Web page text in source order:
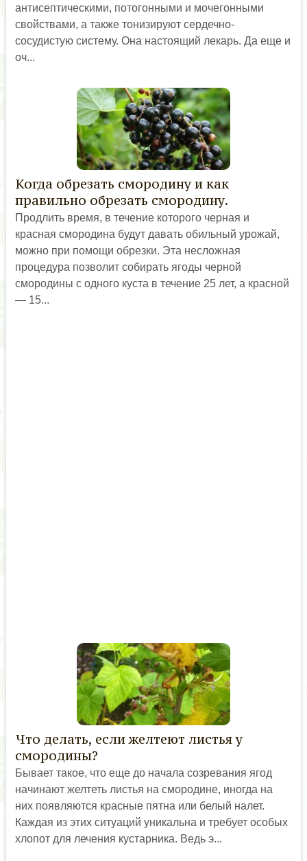
антисептическими, потогонными и мочегонными
свойствами, а также тонизируют сердечно-
сосудистую систему. Она настоящий лекарь. Да еще и
оч...
Когда обрезать смородину и как
правильно обрезать смородину.
Продлить время, в течение которого черная и
красная смородина будут давать обильный урожай,
можно при помощи обрезки. Эта несложная
процедура позволит собирать ягоды черной
смородины с одного куста в течение 25 лет, а красной
— 15...
Что делать, если желтеют листья у
смородины?
Бывает такое, что еще до начала созревания ягод
начинают желтеть листья на смородине, иногда на
них появляются красные пятна или белый налет.
Каждая из этих ситуаций уникальна и требует особых
хлопот для лечения кустарника. Ведь э...